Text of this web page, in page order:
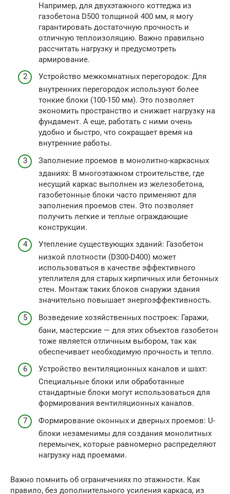
Например, для двухэтажного коттеджа из
газобетона D500 толщиной 400 мм, я могу
гарантировать достаточную прочность и
отличную теплоизоляцию. Важно правильно
рассчитать нагрузку и предусмотреть
армирование.
Устройство межкомнатных перегородок: Для
внутренних перегородок используют более
тонкие блоки (100-150 мм). Это позволяет
экономить пространство и снижает нагрузку на
фундамент. А еще, работать с ними очень
удобно и быстро, что сокращает время на
внутренние работы.
Заполнение проемов в монолитно-каркасных
зданиях: В многоэтажном строительстве, где
несущий каркас выполнен из железобетона,
газобетонные блоки часто применяют для
заполнения проемов стен. Это позволяет
получить легкие и теплые ограждающие
конструкции.
Утепление существующих зданий: Газобетон
низкой плотности (D300-D400) может
использоваться в качестве эффективного
утеплителя для старых кирпичных или бетонных
стен. Монтаж таких блоков снаружи здания
значительно повышает энергоэффективность.
Возведение хозяйственных построек: Гаражи,
бани, мастерские — для этих объектов газобетон
тоже является отличным выбором, так как
обеспечивает необходимую прочность и тепло.
Устройство вентиляционных каналов и шахт:
Специальные блоки или обработанные
стандартные блоки могут использоваться для
формирования вентиляционных каналов.
Формирование оконных и дверных проемов: U-
блоки незаменимы для создания монолитных
перемычек, которые равномерно распределяют
нагрузку над проемами.
Важно помнить об ограничениях по этажности. Как
правило, без дополнительного усиления каркаса, из